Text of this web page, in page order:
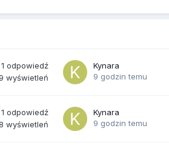
1 odpowiedź
wyświetleń
Kynara
9 godzin temu
1 odpowiedź
wyświetleń
Kynara
9 godzin temu